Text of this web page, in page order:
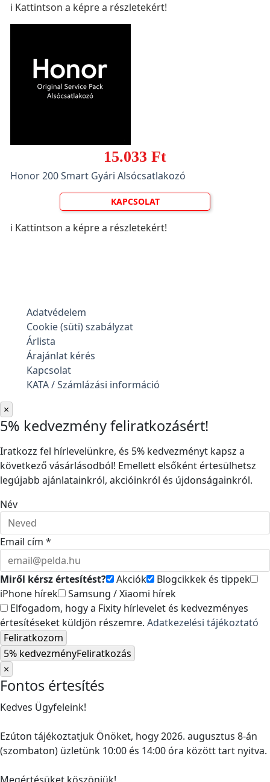
ℹ️ Kattintson a képre a részletekért!
15.033 Ft
Honor 200 Smart Gyári Alsócsatlakozó
KAPCSOLAT
ℹ️ Kattintson a képre a részletekért!
Adatvédelem
Cookie (süti) szabályzat
Árlista
Árajánlat kérés
Kapcsolat
KATA / Számlázási információ
×
5% kedvezmény feliratkozásért!
Iratkozz fel hírlevelünkre, és 5% kedvezményt kapsz a
következő vásárlásodból! Emellett elsőként értesülhetsz
legújabb ajánlatainkról, akcióinkról és újdonságainkról.
Név
Email cím *
Miről kérsz értesítést? Akciók
Blogcikkek és tippek
iPhone hírek
Samsung / Xiaomi hírek
Elfogadom, hogy a Fixity hírlevelet és kedvezményes
értesítéseket küldjön részemre. Adatkezelési tájékoztató
Feliratkozom
5% kedvezményFeliratkozás
×
Fontos értesítés
Kedves Ügyfeleink!
Ezúton tájékoztatjuk Önöket, hogy 2026. augusztus 8-án
(szombaton) üzletünk 10:00 és 14:00 óra között tart nyitva.